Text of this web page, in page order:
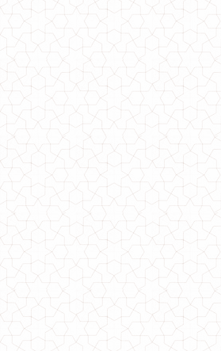
950.00грн.
Довге жіноче плаття із відкритою
610.00грн.